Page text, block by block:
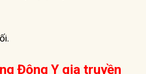
Đông Y gia truyền